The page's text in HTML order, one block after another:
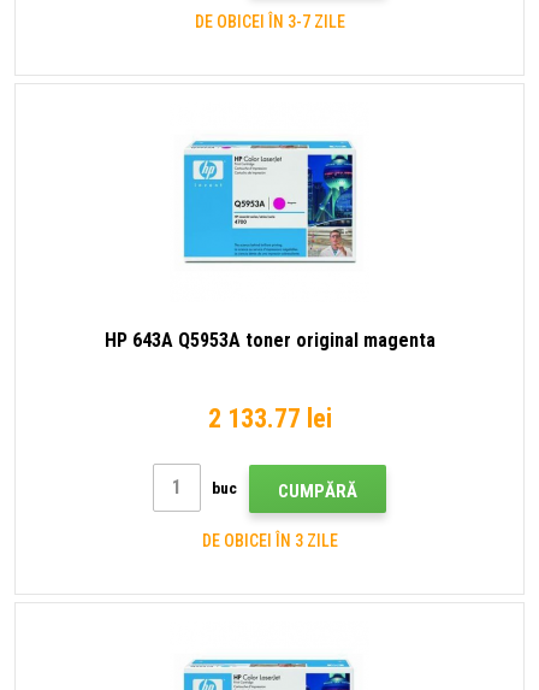
DE OBICEI ÎN 3-7 ZILE
HP 643A Q5953A toner original magenta
2 133.77 lei
buc CUMPĂRĂ
DE OBICEI ÎN 3 ZILE